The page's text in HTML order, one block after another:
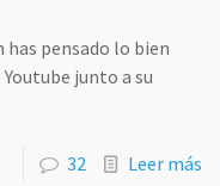
has pensado lo bien
junto a su
32 Leer más